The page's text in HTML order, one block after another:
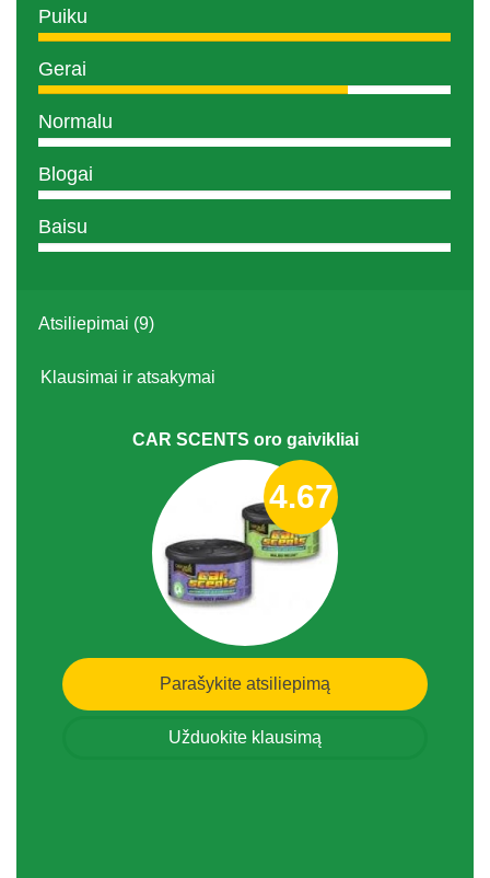
Puiku
Gerai
Normalu
Blogai
Baisu
Atsiliepimai (9)
Klausimai ir atsakymai
CAR SCENTS oro gaivikliai
4.67
Parašykite atsiliepimą
Užduokite klausimą